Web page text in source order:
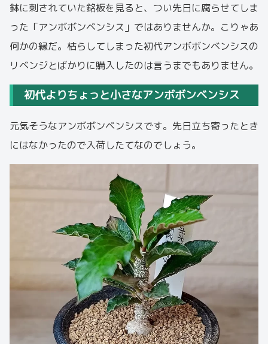
鉢に刺されていた銘板を見ると、つい先日に腐らせてしま
った「アンボボンベンシス」ではありませんか。こりゃあ
何かの縁だ。枯らしてしまった初代アンボボンベンシスの
リベンジとばかりに購入したのは言うまでもありません。
初代よりちょっと小さなアンボボンベンシス
元気そうなアンボボンベンシスです。先日立ち寄ったとき
にはなかったので入荷したてなのでしょう。